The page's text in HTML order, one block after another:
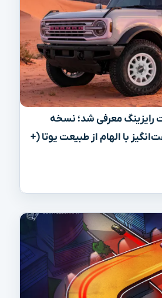
رایزینگ معرفی شد؛ نسخه
با الهام از طبیعت یوتا (+